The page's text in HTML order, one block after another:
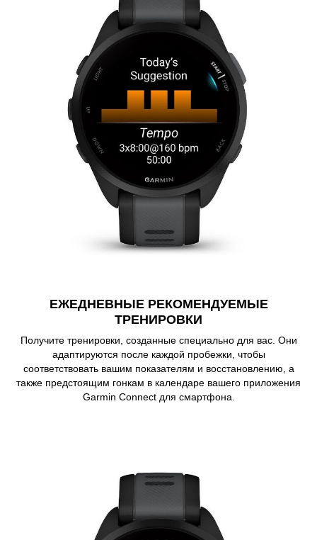
ЕЖЕДНЕВНЫЕ РЕКОМЕНДУЕМЫЕ
ТРЕНИРОВКИ
Получите тренировки, созданные специально для вас. Они
адаптируются после каждой пробежки, чтобы
соответствовать вашим показателям и восстановлению, а
также предстоящим гонкам в календаре вашего приложения
Garmin Connect для смартфона.